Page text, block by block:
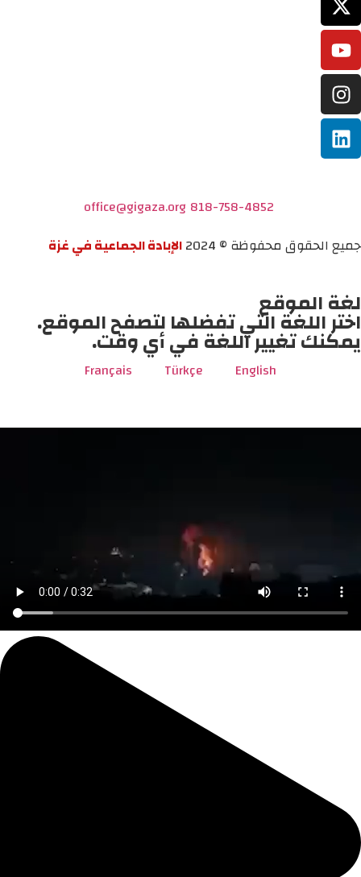
818-758-4852
office@gigaza.org
جميع الحقوق محفوظة © 2024
الإبادة الجماعية في غزة
لغة الموقع
اختر اللغة التي تفضلها لتصفح الموقع.
يمكنك تغيير اللغة في أي وقت.
English
Türkçe
Français